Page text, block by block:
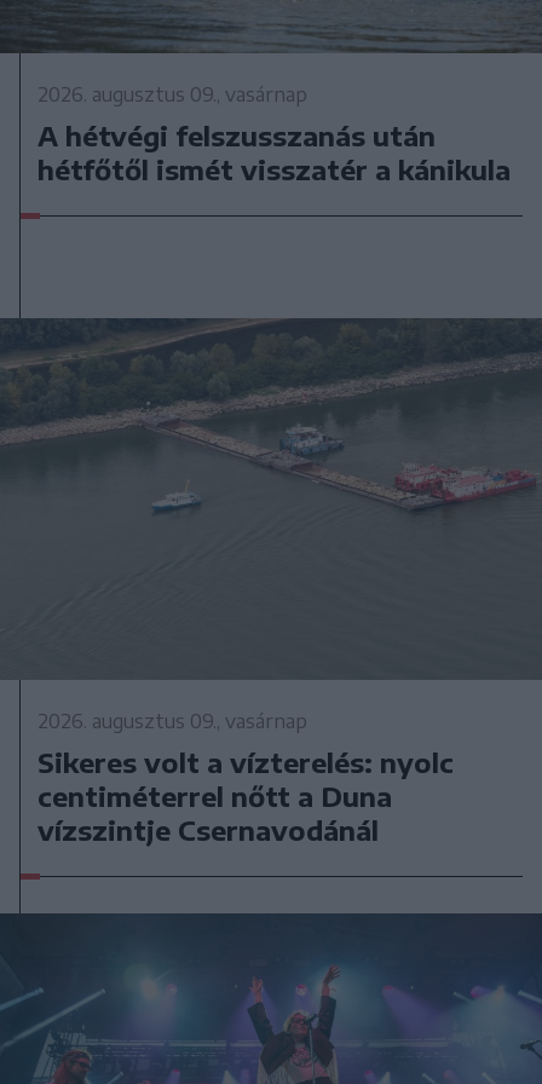
2026. augusztus 09., vasárnap
A hétvégi felszusszanás után
hétfőtől ismét visszatér a kánikula
2026. augusztus 09., vasárnap
Sikeres volt a vízterelés: nyolc
centiméterrel nőtt a Duna
vízszintje Csernavodánál